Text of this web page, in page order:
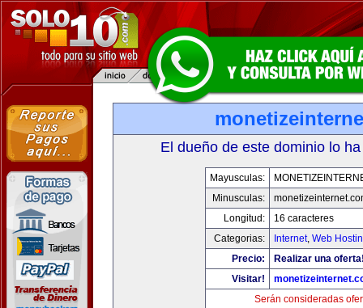
El dueño de este dominio lo
Mayusculas:
Minusculas:
Longitud:
16 caracteres
Categorias:
Internet, Web
Precio:
Realizar una
Visitar!
Serán consideradas